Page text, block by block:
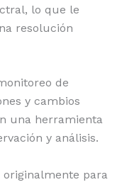
lo que le
resolución
de
y cambios
una herramienta
y análisis.
para